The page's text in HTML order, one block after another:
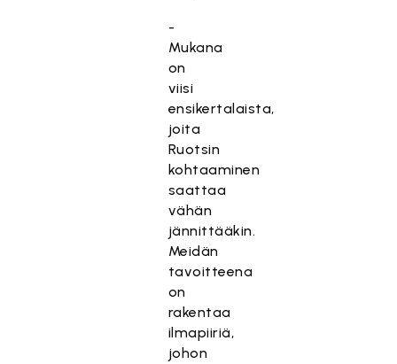
-
Mukana
on
viisi
ensikertalaista,
joita
Ruotsin
kohtaaminen
saattaa
vähän
jännittääkin.
Meidän
tavoitteena
on
rakentaa
ilmapiiriä,
johon